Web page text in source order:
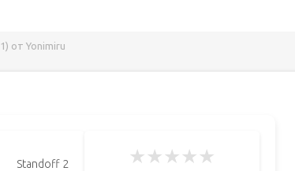
от Yonimiru
Standoff 2 ★★★★★